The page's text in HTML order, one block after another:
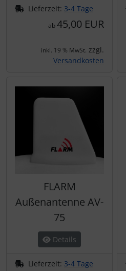
Lieferzeit: 3-4 Tage
ab45,00 EUR
inkl. 19 % MwSt. zzgl.
Versandkosten
FLARM
Außenantenne AV-
75
Details
Lieferzeit: 3-4 Tage
Schlüsselanhänger
Schmuck
Thermikhüte